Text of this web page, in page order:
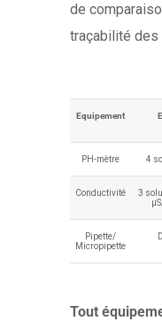
de
traçabilité des
Equipement
PH-mètre 4
Conductivité
3
Pipette/
Micropipette
Tout